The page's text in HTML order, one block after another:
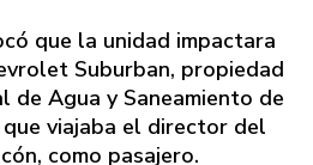
que la unidad impactara
Suburban, propiedad
de Agua y Saneamiento de
que viajaba el director del
como pasajero.